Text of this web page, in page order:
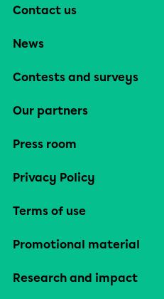
Contact us
News
Contests and surveys
Our partners
Press room
Privacy Policy
Terms of use
Promotional material
Research and impact